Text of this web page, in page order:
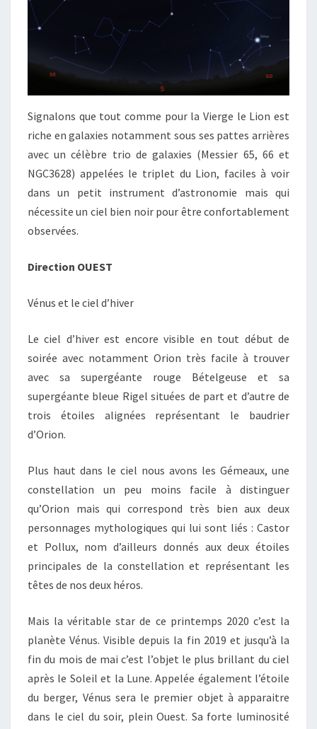
Signalons que tout comme pour la Vierge le Lion est
riche en galaxies notamment sous ses pattes arrières
avec un célèbre trio de galaxies (Messier 65, 66 et
NGC3628) appelées le triplet du Lion, faciles à voir
dans un petit instrument d’astronomie mais qui
nécessite un ciel bien noir pour être confortablement
observées.
Direction OUEST
Vénus et le ciel d’hiver
Le ciel d’hiver est encore visible en tout début de
soirée avec notamment Orion très facile à trouver
avec sa supergéante rouge Bételgeuse et sa
supergéante bleue Rigel situées de part et d’autre de
trois étoiles alignées représentant le baudrier
d’Orion.
Plus haut dans le ciel nous avons les Gémeaux, une
constellation un peu moins facile à distinguer
qu’Orion mais qui correspond très bien aux deux
personnages mythologiques qui lui sont liés : Castor
et Pollux, nom d’ailleurs donnés aux deux étoiles
principales de la constellation et représentant les
têtes de nos deux héros.
Mais la véritable star de ce printemps 2020 c’est la
planète Vénus. Visible depuis la fin 2019 et jusqu’à la
fin du mois de mai c’est l’objet le plus brillant du ciel
après le Soleil et la Lune. Appelée également l’étoile
du berger, Vénus sera le premier objet à apparaitre
dans le ciel du soir, plein Ouest. Sa forte luminosité